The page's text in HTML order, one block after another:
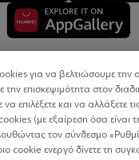
Copyright © 2026
Όροι Χρήσης
για να βελτιώσουμε την
επισκεψιμότητα στον
επιλέξετε και να αλλάξετε
(με εξαίρεση όσα είναι
τον σύνδεσμο
cookie ενεργό δίνετε τη